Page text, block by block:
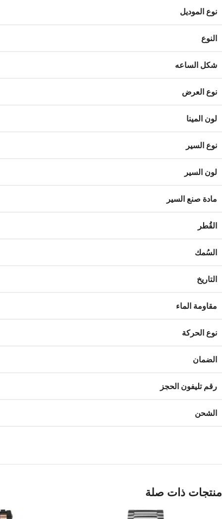
نوع الموديل
النوع
شكل الساعه
نوع العرض
لون المينا
نوع السير
لون السير
مادة صنع السير
القُطر
السُمك
التاريخ
مقاومة الماء
نوع الحركة
الضمان
رقم تليفون الحجز
الشحن
منتجات ذات صلة